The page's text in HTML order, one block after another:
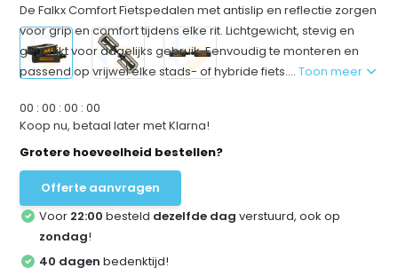
De Falkx Comfort Fietspedalen met antislip en reflectie zorgen
voor grip en comfort tijdens elke rit. Lichtgewicht, stevig en
geschikt voor dagelijks gebruik. Eenvoudig te monteren en
passend op vrijwel elke stads- of hybride fiets....Toon meer
00 :00 :00 :00
Koop nu, betaal later met Klarna!
Grotere hoeveelheid bestellen?
Offerte aanvragen
Voor 22:00 besteld dezelfde dag verstuurd, ook op
zondag!
40 dagen bedenktijd!